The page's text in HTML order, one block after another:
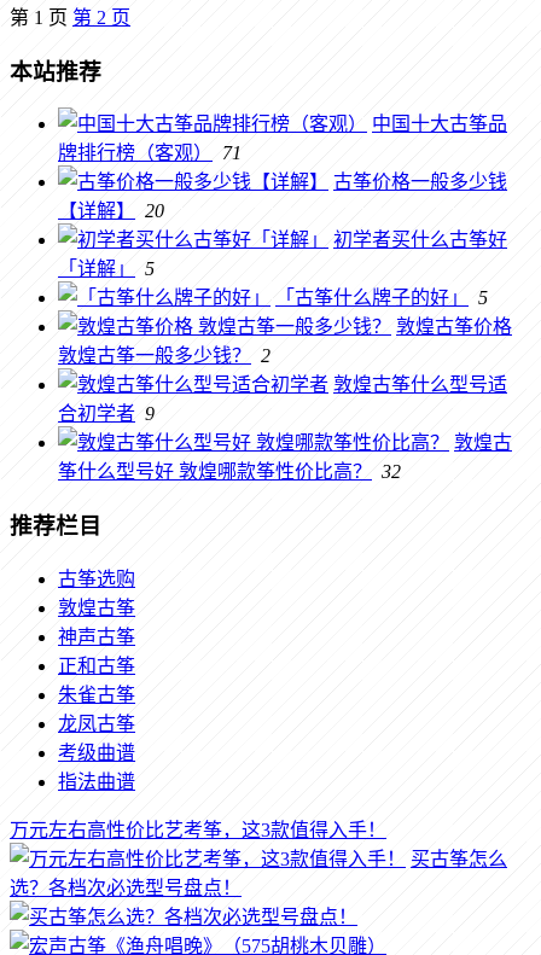
第 1 页 第 2 页
本站推荐
中国十大古筝品
牌排行榜（客观）
71
古筝价格一般多少钱
【详解】
20
初学者买什么古筝好
「详解」
5
「古筝什么牌子的好」
5
敦煌古筝价格
敦煌古筝一般多少钱？
2
敦煌古筝什么型号适
合初学者 9
敦煌古
筝什么型号好 敦煌哪款筝性价比高？
32
推荐栏目
古筝选购
敦煌古筝
神声古筝
正和古筝
朱雀古筝
龙凤古筝
考级曲谱
指法曲谱
万元左右高性价比艺考筝，这3款值得入手！
买古筝怎么
选？各档次必选型号盘点！